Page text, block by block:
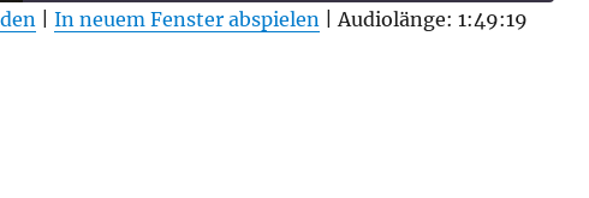
| In neuem Fenster abspielen|Audiolänge: 1:49:19